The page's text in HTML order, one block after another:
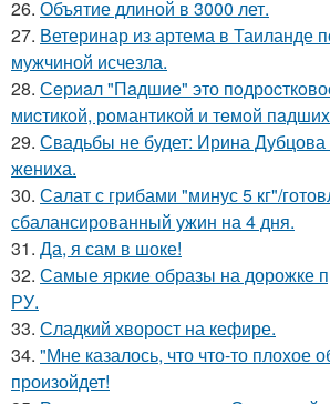
26. Объятие длиной в 3000 лет.
27. Ветеринар из артема в Таиланде
мужчиной исчезла.
28. Сeриaл "Пaдшиe" это
миcтикoй, рoмантикoй и тeмoй
29. Свадьбы не будет: Ирина Дубцова
жениха.
30. Салат с грибами "минус 5 кг"/
сбалансированный ужин на 4 дня.
31. Да, я сам в шоке!
32. Самые яркие образы на дорожке
РУ.
33. Сладкий хворост на кефире.
34. "Мне казалось, что что-то плохое
произойдет!